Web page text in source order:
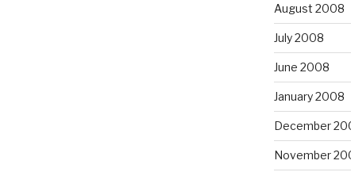
August 2008
July 2008
June 2008
January 2008
December
November